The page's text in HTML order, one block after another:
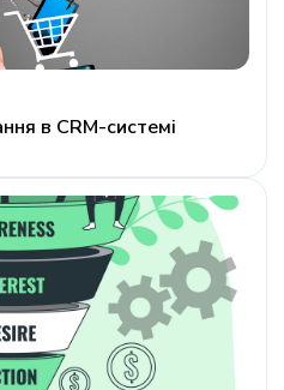
в CRM-системі